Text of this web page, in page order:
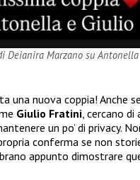
Deianira Marzano su
una nuova coppia! Anche se
Giulio Fratini, cercano di
un po’ di privacy.
conferma se non
appunto dimostrare